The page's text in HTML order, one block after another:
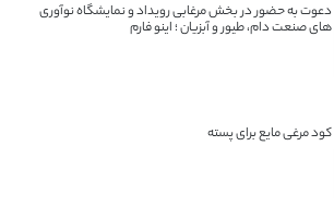
دعوت به حضور در بخش مرغابی رویداد و نمایشگاه نوآوری
های صنعت دام، طیور و آبزیان ؛ اینو فارم
کود مرغی مایع برای پسته